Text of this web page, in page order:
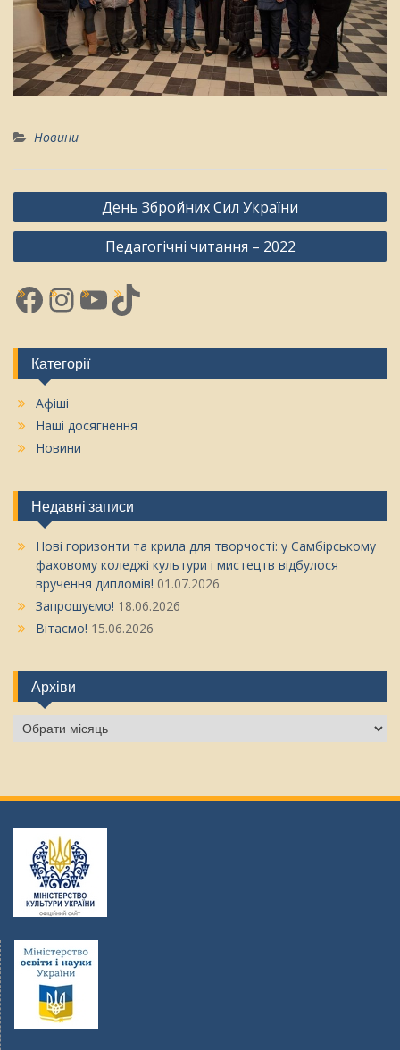
Новини
Навігація
записів
День Збройних Сил України
Педагогічні читання – 2022
Facebook
Instagram
YouTube
TikTok
Категорії
Афіші
Наші досягнення
Новини
Недавні записи
Нові горизонти та крила для творчості: у Самбірському
фаховому коледжі культури і мистецтв відбулося
вручення дипломів! 01.07.2026
Запрошуємо! 18.06.2026
Вітаємо! 15.06.2026
Архіви
Архіви